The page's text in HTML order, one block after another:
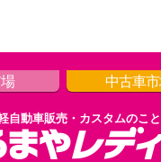
中古車
自動車販売・カスタムのこ